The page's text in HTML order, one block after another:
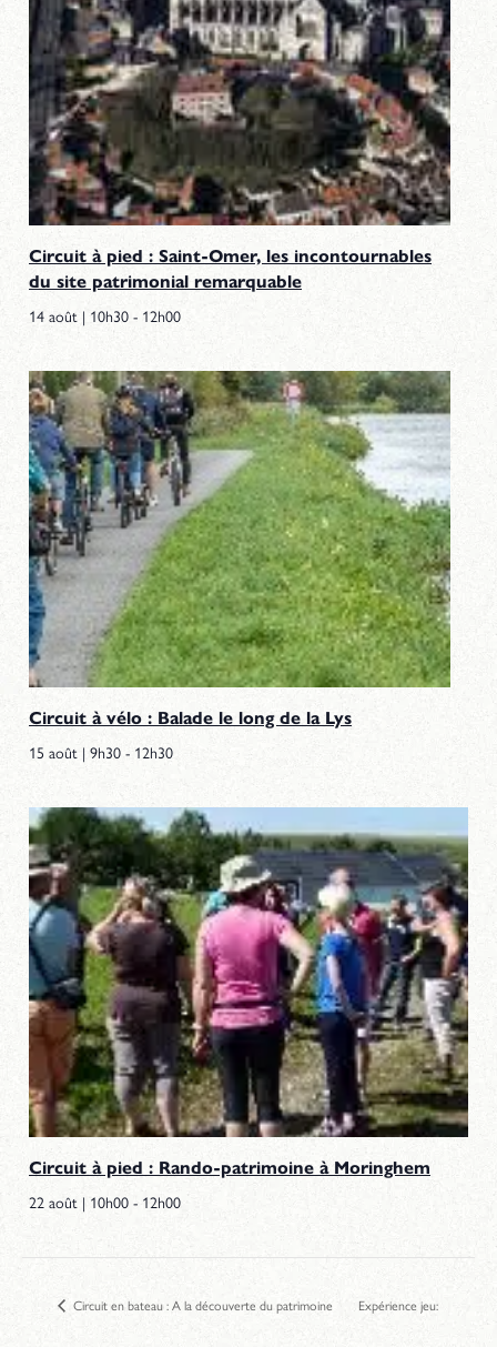
Circuit à pied : Saint-Omer, les incontournables
du site patrimonial remarquable
14 août | 10h30 - 12h00
Circuit à vélo : Balade le long de la Lys
15 août | 9h30 - 12h30
Circuit à pied : Rando-patrimoine à Moringhem
22 août | 10h00 - 12h00
Circuit en bateau : A la découverte du patrimoine Expérience jeu: